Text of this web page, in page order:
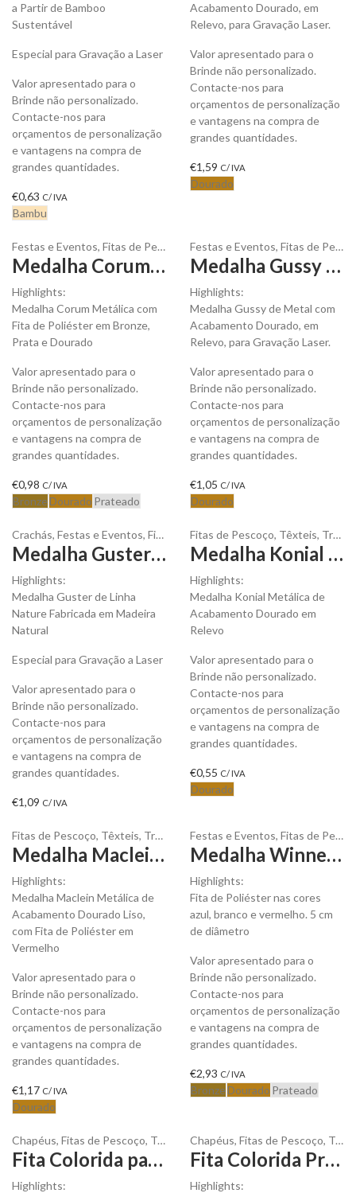
a Partir de Bamboo
Sustentável
Especial para Gravação a Laser
Valor apresentado para o
Brinde não personalizado.
Contacte-nos para
orçamentos de personalização
e vantagens na compra de
grandes quantidades.
€0,63 C/ IVA
Bambu
Acabamento Dourado, em
Relevo, para Gravação Laser.
Valor apresentado para o
Brinde não personalizado.
Contacte-nos para
orçamentos de personalização
e vantagens na compra de
grandes quantidades.
€1,59 C/ IVA
Dourado
Festas e Eventos, Fitas de Pescoço ,Têxteis,Troféus e Medalhas
Medalha Corum Metálica com Fita para ser Personalizada
Highlights:
Medalha Corum Metálica com
Fita de Poliéster em Bronze,
Prata e Dourado
Valor apresentado para o
Brinde não personalizado.
Contacte-nos para
orçamentos de personalização
e vantagens na compra de
grandes quantidades.
€0,98 C/ IVA
Bronze Dourado Prateado
Festas e Eventos, Fitas de Pescoço
Medalha Gussy Metálica em Relevo Dourado para ser Personalizada
Highlights:
Medalha Gussy de Metal com
Acabamento Dourado, em
Relevo, para Gravação Laser.
Valor apresentado para o
Brinde não personalizado.
Contacte-nos para
orçamentos de personalização
e vantagens na compra de
grandes quantidades.
€1,05 C/ IVA
Dourado
Crachás, Festas e Eventos, Fitas de Pescoço ,Troféus e Medalhas
Medalha Guster de Linha Nature para ser Personalizada
Highlights:
Medalha Guster de Linha
Nature Fabricada em Madeira
Natural
Especial para Gravação a Laser
Valor apresentado para o
Brinde não personalizado.
Contacte-nos para
orçamentos de personalização
e vantagens na compra de
grandes quantidades.
€1,09 C/ IVA
Fitas de Pescoço, Têxteis, Troféus e Medalhas
Medalha Konial Metálica de Acabamento Dourado para ser Personalizada
Highlights:
Medalha Konial Metálica de
Acabamento Dourado em
Relevo
Valor apresentado para o
Brinde não personalizado.
Contacte-nos para
orçamentos de personalização
e vantagens na compra de
grandes quantidades.
€0,55 C/ IVA
Dourado
Fitas de Pescoço, Têxteis, Troféus e Medalhas
Medalha Maclein Metálica de Acabamento Dourado para ser Personalizada
Highlights:
Medalha Maclein Metálica de
Acabamento Dourado Liso,
com Fita de Poliéster em
Vermelho
Valor apresentado para o
Brinde não personalizado.
Contacte-nos para
orçamentos de personalização
e vantagens na compra de
grandes quantidades.
€1,17 C/ IVA
Dourado
Festas e Eventos, Fitas de Pescoço
Medalha Winner de Ferro com Fita para ser Personalizada
Highlights:
Fita de Poliéster nas cores
azul, branco e vermelho. 5 cm
de diâmetro
Valor apresentado para o
Brinde não personalizado.
Contacte-nos para
orçamentos de personalização
e vantagens na compra de
grandes quantidades.
€2,93 C/ IVA
Bronze Dourado Prateado
Chapéus, Fitas de Pescoço, Têxteis
Fita Colorida para Chapéu Trendband para Personalizar
Highlights:
Chapéus, Fitas de Pescoço, Têxteis
Fita Colorida Proband para Chapéu em TNT para Personalizar
Highlights: